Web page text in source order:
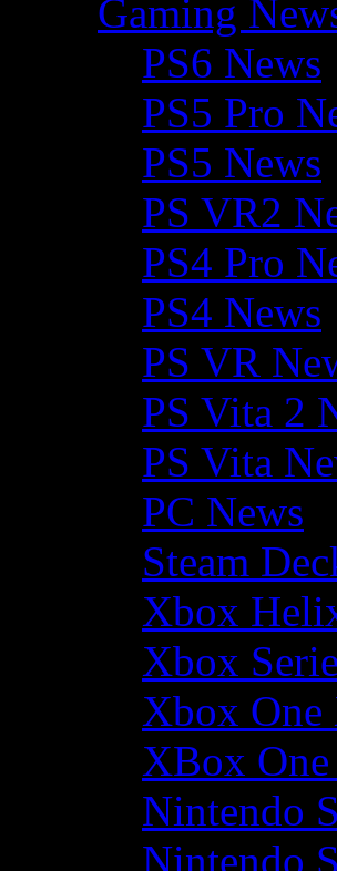
Gaming
PS6 News
PS5 Pro
PS5 News
PS VR2
PS4 Pro
PS4 News
PS VR
PS Vita 2
PS Vita
PC News
Steam
Xbox
Xbox
Xbox One
XBox One
Nintendo
Nintendo